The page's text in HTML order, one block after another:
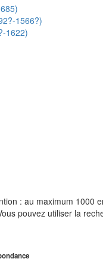
1566?)
1622)
: au maximum 1000
pouvez utiliser la